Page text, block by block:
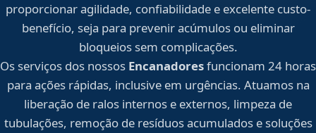
proporcionar agilidade, confiabilidade e excelente custo-
benefício, seja para prevenir acúmulos ou eliminar
bloqueios sem complicações.
Os serviços dos nossos Encanadoresfuncionam 24 horas
para ações rápidas, inclusive em urgências. Atuamos na
liberação de ralos internos e externos, limpeza de
tubulações, remoção de resíduos acumulados e soluções